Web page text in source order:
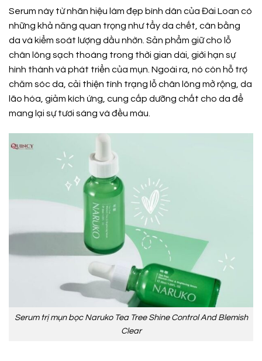
Serum này từ nhãn hiệu làm đẹp bình dân của Đài Loan có
những khả năng quan trọng như tẩy da chết, cân bằng
da và kiểm soát lượng dầu nhờn. Sản phẩm giữ cho lỗ
chân lông sạch thoáng trong thời gian dài, giới hạn sự
hình thành và phát triển của mụn. Ngoài ra, nó còn hỗ trợ
chăm sóc da, cải thiện tình trạng lỗ chân lông mở rộng, da
lão hóa, giảm kích ứng, cung cấp dưỡng chất cho da để
mang lại sự tươi sáng và đều màu.
Serum trị mụn bọc Naruko Tea Tree Shine Control And Blemish
Clear